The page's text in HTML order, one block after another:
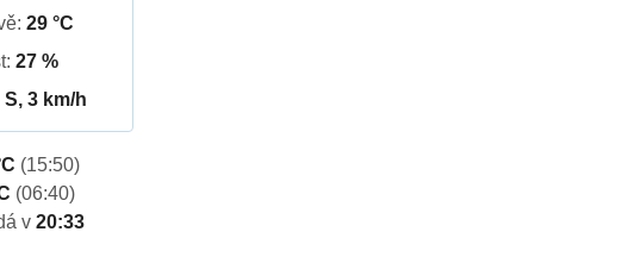
29 °C
27 %
S, 3 km/h
(15:50)
(06:40)
v20:33